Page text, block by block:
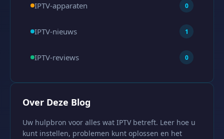
IPTV-apparaten 0
IPTV-nieuws 1
IPTV-reviews 0
Over Deze Blog
Uw hulpbron voor alles wat IPTV betreft. Leer hoe u
kunt instellen, problemen kunt oplossen en het